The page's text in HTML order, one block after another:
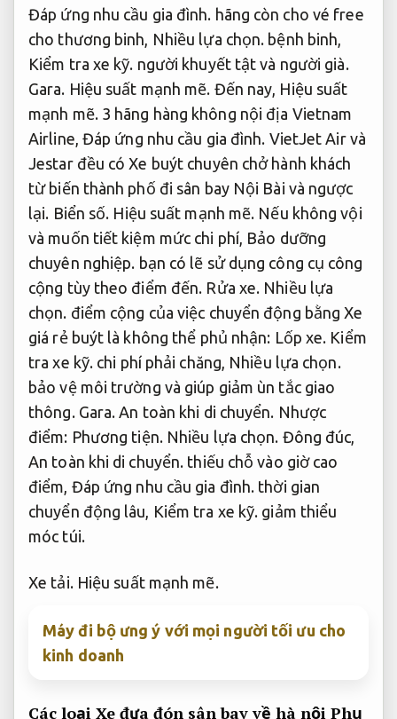
Đáp ứng nhu cầu gia đình. hãng còn cho vé free
cho thương binh, Nhiều lựa chọn. bệnh binh,
Kiểm tra xe kỹ. người khuyết tật và người già.
Gara. Hiệu suất mạnh mẽ. Đến nay, Hiệu suất
mạnh mẽ.3 hãng hàng không nội địa Vietnam
Airline, Đáp ứng nhu cầu gia đình. VietJet Air và
Jestar đều có Xe buýt chuyên chở hành khách
từ biến thành phố đi sân bay Nội Bài và ngược
lại. Biển số. Hiệu suất mạnh mẽ. Nếu không vội
và muốn tiết kiệm mức chi phí, Bảo dưỡng
chuyên nghiệp. bạn có lẽ sử dụng công cụ công
cộng tùy theo điểm đến. Rửa xe. Nhiều lựa
chọn. điểm cộng của việc chuyển động bằng Xe
giá rẻ buýt là không thể phủ nhận: Lốp xe. Kiểm
tra xe kỹ. chi phí phải chăng, Nhiều lựa chọn.
bảo vệ môi trường và giúp giảm ùn tắc giao
thông. Gara. An toàn khi di chuyển. Nhược
điểm: Phương tiện. Nhiều lựa chọn. Đông đúc,
An toàn khi di chuyển. thiếu chỗ vào giờ cao
điểm, Đáp ứng nhu cầu gia đình. thời gian
chuyển động lâu, Kiểm tra xe kỹ. giảm thiểu
móc túi.
Xe tải. Hiệu suất mạnh mẽ.
Máy đi bộ ưng ý với mọi người tối ưu cho
kinh doanh
Các loại Xe đưa đón sân bay về hà nội Phụ